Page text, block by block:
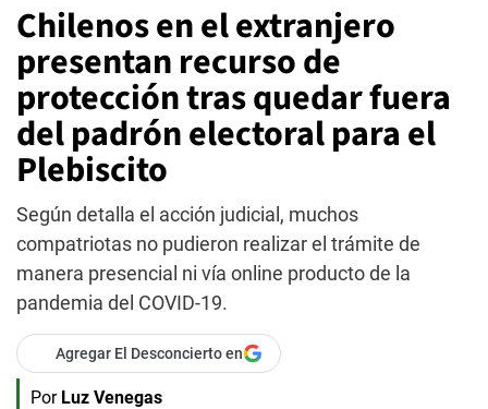
Chilenos en el extranjero
presentan recurso de
protección tras quedar fuera
del padrón electoral para el
Plebiscito
Según detalla el acción judicial, muchos
compatriotas no pudieron realizar el trámite de
manera presencial ni vía online producto de la
pandemia del COVID-19.
Agregar El Desconcierto en
Por Luz Venegas